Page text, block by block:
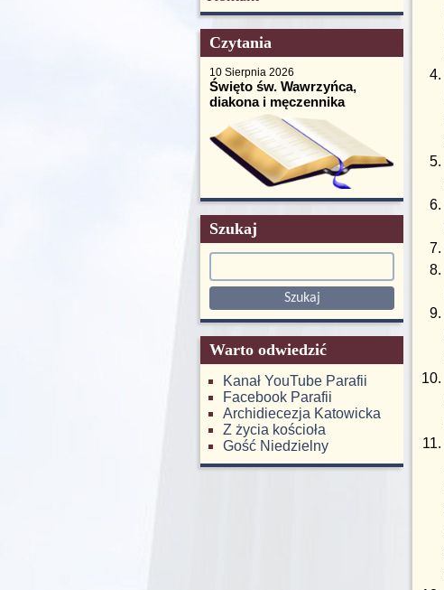
Czytania
10 Sierpnia 2026
Święto św. Wawrzyńca,
diakona i męczennika
Szukaj
Warto odwiedzić
Kanał YouTube Parafii
Facebook Parafii
Archidiecezja Katowicka
Z życia kościoła
Gość Niedzielny